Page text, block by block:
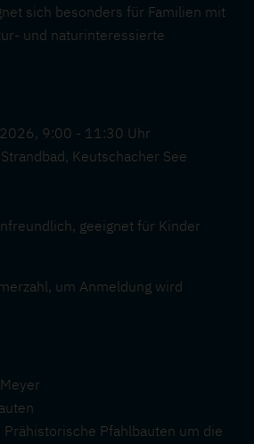
sich besonders für Familien mit
und naturinteressierte
9:00 - 11:30 Uhr
Keutschacher See
geeignet für Kinder
um Anmeldung wird
Prähistorische Pfahlbauten um die